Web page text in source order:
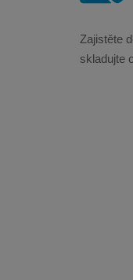
Zajistěte
skladujte